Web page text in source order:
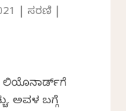
|ಸರಣಿ
ಲಿಯೊನಾರ್ಡ್‌ಗೆ
ಅವಳ ಬಗ್ಗೆ